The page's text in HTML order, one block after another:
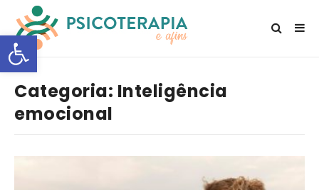
Open toolbar
Categoria: Inteligência
emocional